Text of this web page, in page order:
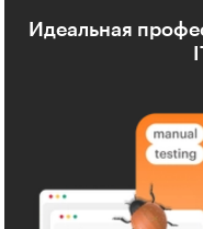
Идеальная